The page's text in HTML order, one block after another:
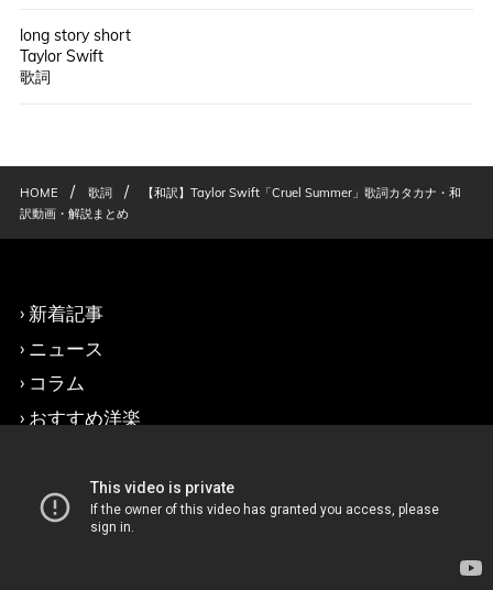
long story short
Taylor Swift
歌詞
HOME / 歌詞 /
【和訳】Taylor Swift「Cruel Summer」歌詞カタカナ・和
訳動画・解説まとめ
新着記事
ニュース
コラム
おすすめ洋楽
洋楽新譜情報
洋楽歌詞和訳